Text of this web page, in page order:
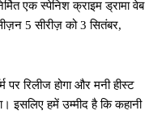
एक स्पेनिश क्राइम ड्रामा वेब
5 सीरीज़ को 3 सितंबर,
पर रिलीज होगा और मनी हीस्ट
इसलिए हमें उम्मीद है कि कहानी